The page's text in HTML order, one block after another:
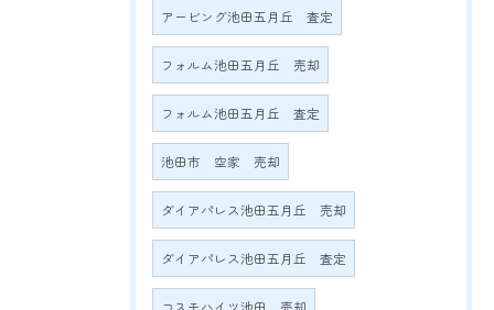
アービング池田五月丘 査定
フォルム池田五月丘 売却
フォルム池田五月丘 査定
池田市 空家 売却
ダイアパレス池田五月丘 売却
ダイアパレス池田五月丘 査定